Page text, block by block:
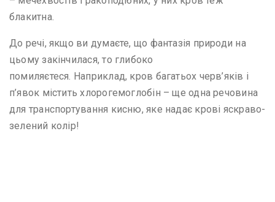
блакитна.
До речі, якщо ви думаєте, що фантазія природи на
цьому закінчилася, то глибоко
помиляєтеся. Наприклад, кров багатьох черв’яків і
п’явок містить хлорогемоглобін – ще одна речовина
для транспортування кисню, яке надає крові яскраво-
зелений колір!